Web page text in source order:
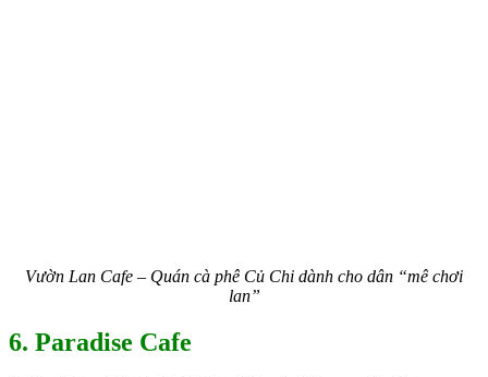
Vườn Lan Cafe – Quán cà phê Củ Chi dành cho dân “mê chơi
lan”
6. Paradise Cafe